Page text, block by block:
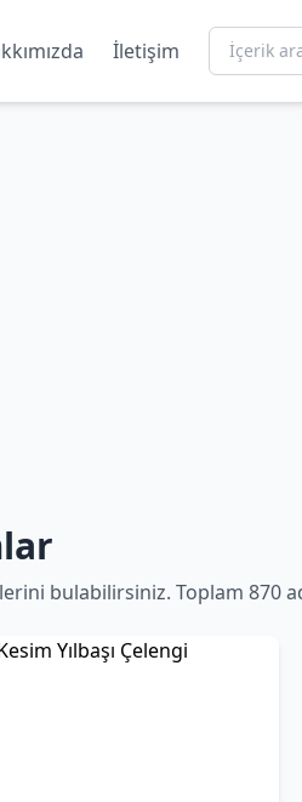
İletişim
bulabilirsiniz. Toplam 870